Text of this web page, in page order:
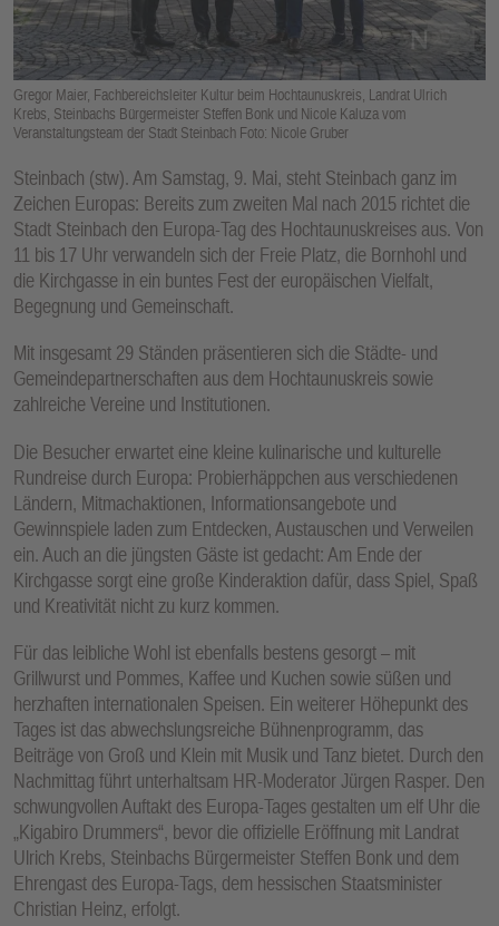
Gregor Maier, Fachbereichsleiter Kultur beim Hochtaunuskreis, Landrat Ulrich
Krebs, Steinbachs Bürgermeister Steffen Bonk und Nicole Kaluza vom
Veranstaltungsteam der Stadt Steinbach Foto: Nicole Gruber
Steinbach (stw). Am Samstag, 9. Mai, steht Steinbach ganz im
Zeichen Europas: Bereits zum zweiten Mal nach 2015 richtet die
Stadt Steinbach den Europa-Tag des Hochtaunuskreises aus. Von
11 bis 17 Uhr verwandeln sich der Freie Platz, die Bornhohl und
die Kirchgasse in ein buntes Fest der europäischen Vielfalt,
Begegnung und Gemeinschaft.
Mit insgesamt 29 Ständen präsentieren sich die Städte- und
Gemeindepartnerschaften aus dem Hochtaunuskreis sowie
zahlreiche Vereine und Institutionen.
Die Besucher erwartet eine kleine kulinarische und kulturelle
Rundreise durch Europa: Probierhäppchen aus verschiedenen
Ländern, Mitmachaktionen, Informationsangebote und
Gewinnspiele laden zum Entdecken, Austauschen und Verweilen
ein. Auch an die jüngsten Gäste ist gedacht: Am Ende der
Kirchgasse sorgt eine große Kinderaktion dafür, dass Spiel, Spaß
und Kreativität nicht zu kurz kommen.
Für das leibliche Wohl ist ebenfalls bestens gesorgt – mit
Grillwurst und Pommes, Kaffee und Kuchen sowie süßen und
herzhaften internationalen Speisen. Ein weiterer Höhepunkt des
Tages ist das abwechslungsreiche Bühnenprogramm, das
Beiträge von Groß und Klein mit Musik und Tanz bietet. Durch den
Nachmittag führt unterhaltsam HR-Moderator Jürgen Rasper. Den
schwungvollen Auftakt des Europa-Tages gestalten um elf Uhr die
„Kigabiro Drummers“, bevor die offizielle Eröffnung mit Landrat
Ulrich Krebs, Steinbachs Bürgermeister Steffen Bonk und dem
Ehrengast des Europa-Tags, dem hessischen Staatsminister
Christian Heinz, erfolgt.
E
N